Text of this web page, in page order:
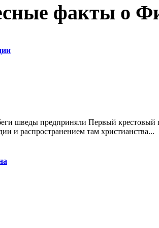
факты о
шведы предприняли Первый
и распространением там христианства...